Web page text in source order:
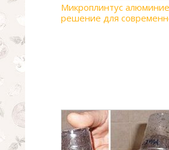
Микроплинтус
решение для